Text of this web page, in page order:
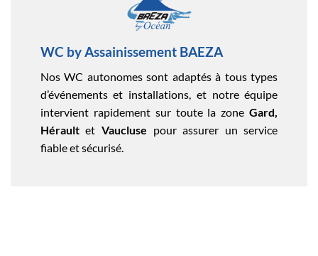
WC by Assainissement BAEZA
Nos WC autonomes sont adaptés à tous types
d’événements et installations, et notre équipe
intervient rapidement sur toute la zoneGard,
Héraultet Vaucluse pour assurer un service
fiable et sécurisé.